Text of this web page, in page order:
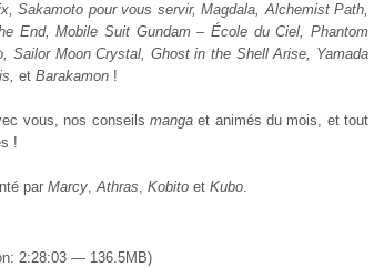
Sakamoto pour vous servir, Magdala, Alchemist Path,
End, Mobile Suit Gundam – École du Ciel, Phantom
Sailor Moon Crystal, Ghost in the Shell Arise, Yamada
et Barakamon !
vous, nos conseils mangaet animés du mois, et tout
!
par Marcy,Athras, Kobito et Kubo.
2:28:03 — 136.5MB)